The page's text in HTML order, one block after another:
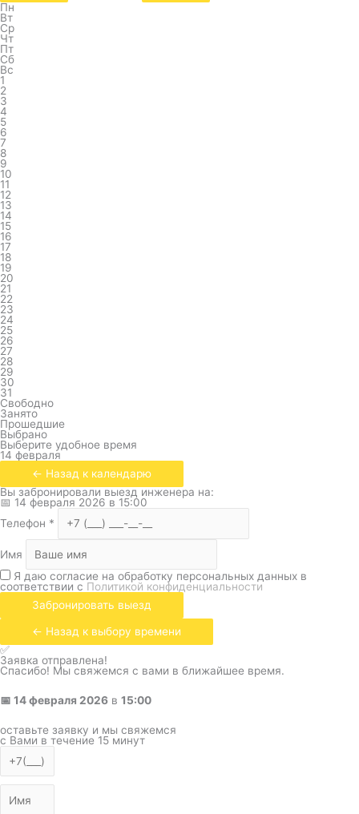
Пн
Вт
Ср
Чт
Пт
Сб
Вс
1
2
3
4
5
6
7
8
9
10
11
12
13
14
15
16
17
18
19
20
21
22
23
24
25
26
27
28
29
30
31
Свободно
Занято
Прошедшие
Выбрано
Выберите удобное время
14 февраля
← Назад к календарю
Вы забронировали выезд инженера на:
📅 14 февраля 2026 в 15:00
Телефон *
Имя
Я даю согласие на обработку персональных данных в
соответствии с Политикой конфиденциальности
Забронировать выезд
← Назад к выбору времени
✅
Заявка отправлена!
Спасибо! Мы свяжемся с вами в ближайшее время.
📅 14 февраля 2026 в 15:00
оставьте заявку и мы свяжемся
с Вами в течение 15 минут